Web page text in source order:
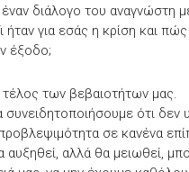
έναν διάλογο του αναγνώστη
για εσάς η κρίση και
έξοδο;
των βεβαιοτήτων μας.
ότι δεν
σε κανένα
αυξηθεί, αλλά θα μειωθεί,